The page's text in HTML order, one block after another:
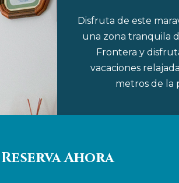
Disfruta de este
una zona tranquila
Frontera y
vacaciones
metros de la
Reserva Ahora